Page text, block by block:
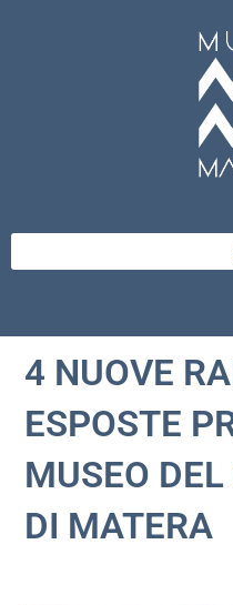
4 NUOVE
ESPOSTE
MUSEO
DI MATERA